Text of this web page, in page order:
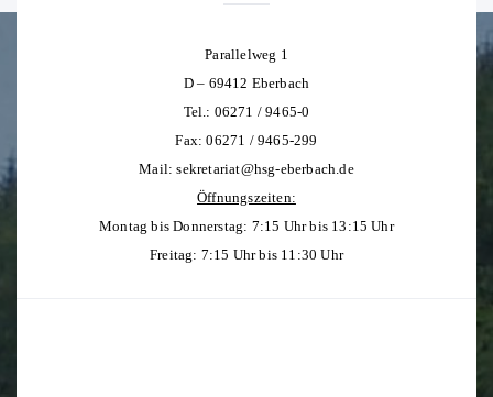
Parallelweg 1
D – 69412 Eberbach
Tel.: 06271 / 9465-0
Fax: 06271 / 9465-299
Mail:sekretariat@hsg-eberbach.de
Öffnungszeiten:
Montag bis Donnerstag: 7:15 Uhr bis 13:15 Uhr
Freitag: 7:15 Uhr bis 11:30 Uhr